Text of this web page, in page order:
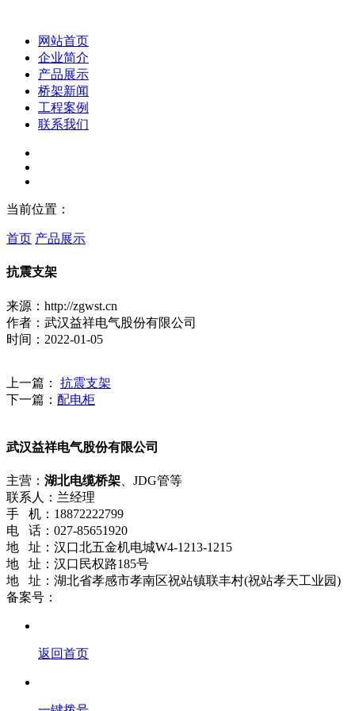
网站首页
企业简介
产品展示
桥架新闻
工程案例
联系我们
当前位置：
首页 产品展示
抗震支架
来源：http://zgwst.cn
作者：武汉益祥电气股份有限公司
时间：2022-01-05
上一篇： 抗震支架
下一篇： 配电柜
武汉益祥电气股份有限公司
主营： 湖北电缆桥架 、JDG管等
联系人：兰经理
手 机：18872222799
电 话：027-85651920
地 址：汉口北五金机电城W4-1213-1215
地 址：汉口民权路185号
地 址：湖北省孝感市孝南区祝站镇联丰村(祝站孝天工业园)
备案号：
返回首页